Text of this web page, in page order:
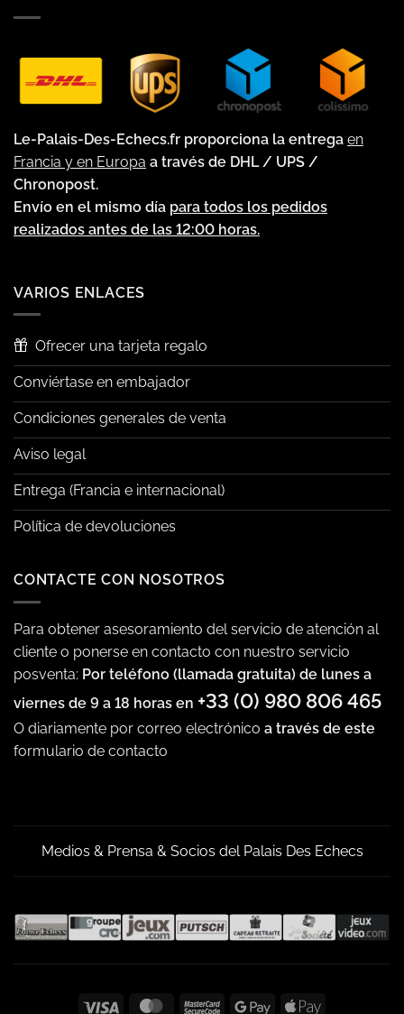
Le-Palais-Des-Echecs.fr proporciona la entrega en
Francia y en Europa a través de DHL / UPS /
Chronopost.
Envío en el mismo día para todos los pedidos
realizados antes de las 12:00 horas.
VARIOS ENLACES
Ofrecer una tarjeta regalo
Conviértase en embajador
Condiciones generales de venta
Aviso legal
Entrega (Francia e internacional)
Política de devoluciones
CONTACTE CON NOSOTROS
Para obtener asesoramiento del servicio de atención al
cliente o ponerse en contacto con nuestro servicio
posventa: Por teléfono (llamada gratuita) de lunes a
viernes de 9 a 18 horas en +33 (0) 980 806 465
O diariamente por correo electrónico a través de este
formulario de contacto
Medios & Prensa & Socios del Palais Des Echecs
Visa MasterCardMasterCardGoogle Apple